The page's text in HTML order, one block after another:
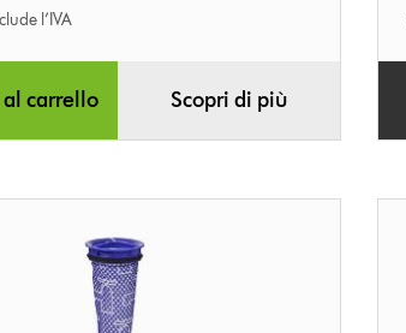
l’IVA
carrello Scopri di più